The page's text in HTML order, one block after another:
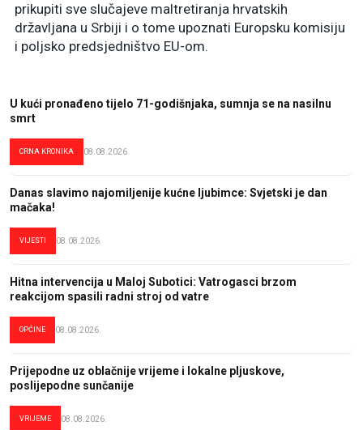
prikupiti sve slučajeve maltretiranja hrvatskih
državljana u Srbiji i o tome upoznati Europsku komisiju
i poljsko predsjedništvo EU-om.
U kući pronađeno tijelo 71-godišnjaka, sumnja se na nasilnu
smrt
CRNA KRONIKA 08.08.2026.
Danas slavimo najomiljenije kućne ljubimce: Svjetski je dan
mačaka!
VIJESTI 08.08.2026.
Hitna intervencija u Maloj Subotici: Vatrogasci brzom
reakcijom spasili radni stroj od vatre
OPĆINE 08.08.2026.
Prijepodne uz oblačnije vrijeme i lokalne pljuskove,
poslijepodne sunčanije
VRIJEME 08.08.2026.